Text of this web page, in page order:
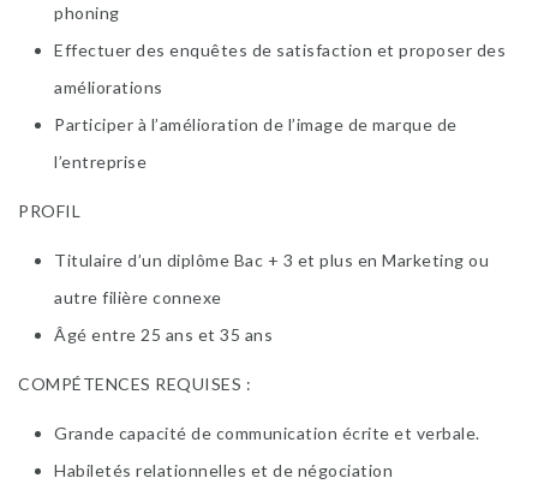
phoning
Effectuer des enquêtes de satisfaction et proposer des
améliorations
Participer à l’amélioration de l’image de marque de
l’entreprise
PROFIL
Titulaire d’un diplôme Bac + 3 et plus en Marketing ou
autre filière connexe
Âgé entre 25 ans et 35 ans
COMPÉTENCES REQUISES :
Grande capacité de communication écrite et verbale.
Habiletés relationnelles et de négociation